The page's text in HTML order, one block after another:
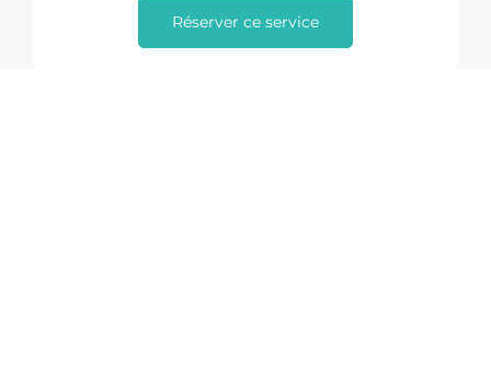
Réserver ce service